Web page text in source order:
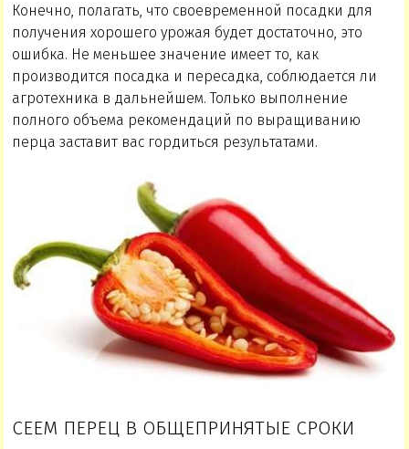
Конечно, полагать, что своевременной посадки для
получения хорошего урожая будет достаточно, это
ошибка. Не меньшее значение имеет то, как
производится посадка и пересадка, соблюдается ли
агротехника в дальнейшем. Только выполнение
полного объема рекомендаций по выращиванию
перца заставит вас гордиться результатами.
СЕЕМ ПЕРЕЦ В ОБЩЕПРИНЯТЫЕ СРОКИ